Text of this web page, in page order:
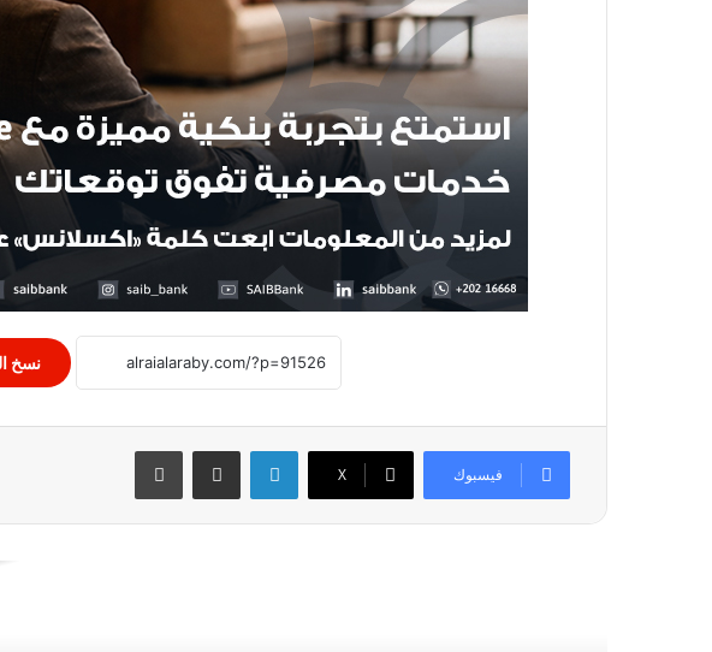
نسخ
فيسبوك X
لينكدإن مشاركة عبر البريد طباعة